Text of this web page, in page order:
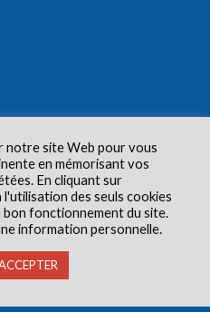
de santé communautaire
droits réservés.
notre site Web pour vous
en mémorisant vos
En cliquant sur
des seuls cookies
bon fonctionnement du site.
information personnelle.